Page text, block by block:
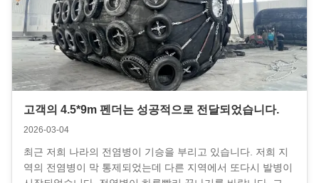
고객의 4.5*9m 펜더는 성공적으로 전달되었습니다.
2026-03-04
최근 저희 나라의 전염병이 기승을 부리고 있습니다. 저희 지
역의 전염병이 막 통제되었는데 다른 지역에서 또다시 발병이